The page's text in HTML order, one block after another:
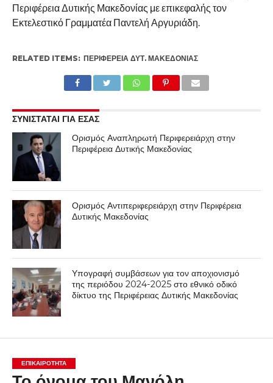
Περιφέρεια Δυτικής Μακεδονίας με επικεφαλής τον
Εκτελεστικό Γραμματέα Παντελή Αργυριάδη.
RELATED ITEMS: ΠΕΡΙΦΈΡΕΙΑ ΔΥΤ. ΜΑΚΕΔΟΝΊΑΣ
ΣΥΝΙΣΤΑΤΑΙ ΓΙΑ ΕΣΑΣ
Ορισμός Αναπληρωτή Περιφερειάρχη στην
Περιφέρεια Δυτικής Μακεδονίας
Ορισμός Αντιπεριφερειάρχη στην Περιφέρεια
Δυτικής Μακεδονίας
Υπογραφή συμβάσεων για τον αποχιονισμό
της περιόδου 2024-2025 στο εθνικό οδικό
δίκτυο της Περιφέρειας Δυτικής Μακεδονίας
ΕΠΙΚΑΙΡΟΤΗΤΑ